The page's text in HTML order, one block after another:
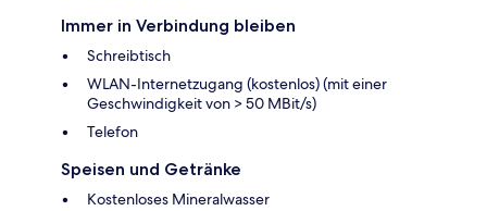
Immer in Verbindung bleiben
Schreibtisch
WLAN-Internetzugang (kostenlos) (mit einer
Geschwindigkeit von > 50 MBit/s)
Telefon
Speisen und Getränke
Kostenloses Mineralwasser